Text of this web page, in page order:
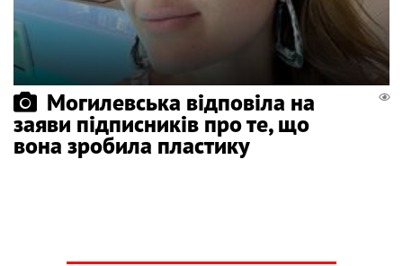
Могилевська відповіла на
заяви підписників про те, що
вона зробила пластику